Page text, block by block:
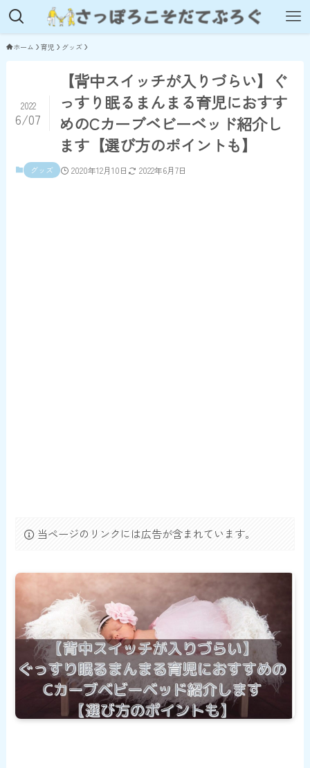
ホーム 育児 グッズ
【背中スイッチが入りづらい】ぐ
っすり眠るまんまる育児におすす
めのCカーブベビーベッド紹介し
ます【選び方のポイントも】
2022
6/07
グッズ 2020年12月10日 2022年6月7日
当ページのリンクには広告が含まれています。